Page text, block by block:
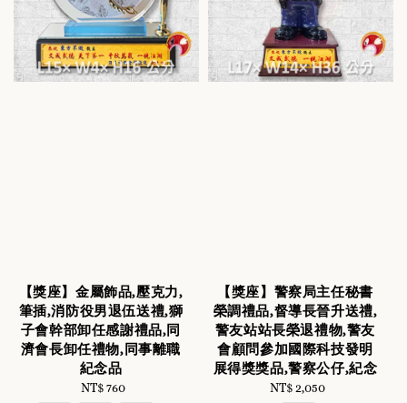
【獎座】金屬飾品,壓克力,
筆插,消防役男退伍送禮,獅
子會幹部卸任感謝禮品,同
濟會長卸任禮物,同事離職
紀念品
Regular
NT$ 760
【獎座】警察局主任秘書
榮調禮品,督導長晉升送禮,
警友站站長榮退禮物,警友
會顧問參加國際科技發明
展得獎獎品,警察公仔,紀念
Regular
NT$ 2,050